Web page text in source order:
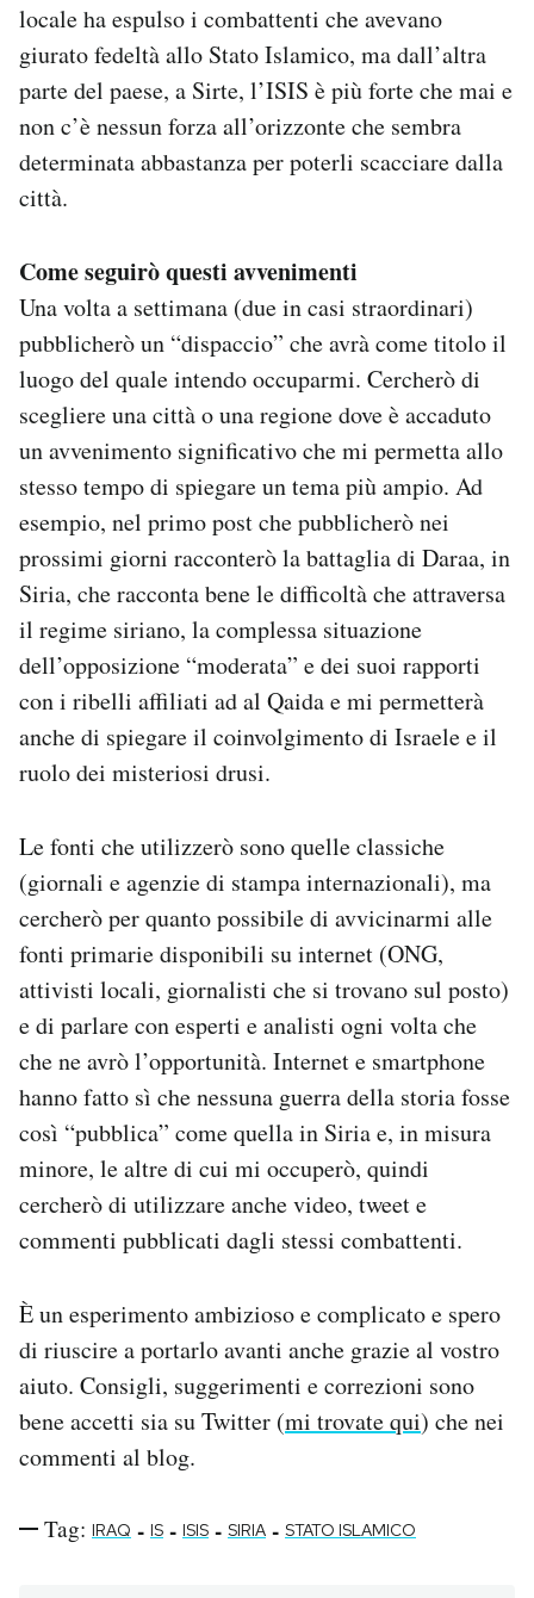
locale ha espulso i combattenti che avevano
giurato fedeltà allo Stato Islamico, ma dall’altra
parte del paese, a Sirte, l’ISIS è più forte che mai e
non c’è nessun forza all’orizzonte che sembra
determinata abbastanza per poterli scacciare dalla
città.
Come seguirò questi avvenimenti
Una volta a settimana (due in casi straordinari)
pubblicherò un “dispaccio” che avrà come titolo il
luogo del quale intendo occuparmi. Cercherò di
scegliere una città o una regione dove è accaduto
un avvenimento significativo che mi permetta allo
stesso tempo di spiegare un tema più ampio. Ad
esempio, nel primo post che pubblicherò nei
prossimi giorni racconterò la battaglia di Daraa, in
Siria, che racconta bene le difficoltà che attraversa
il regime siriano, la complessa situazione
dell’opposizione “moderata” e dei suoi rapporti
con i ribelli affiliati ad al Qaida e mi permetterà
anche di spiegare il coinvolgimento di Israele e il
ruolo dei misteriosi drusi.
Le fonti che utilizzerò sono quelle classiche
(giornali e agenzie di stampa internazionali), ma
cercherò per quanto possibile di avvicinarmi alle
fonti primarie disponibili su internet (ONG,
attivisti locali, giornalisti che si trovano sul posto)
e di parlare con esperti e analisti ogni volta che
che ne avrò l’opportunità. Internet e smartphone
hanno fatto sì che nessuna guerra della storia fosse
così “pubblica” come quella in Siria e, in misura
minore, le altre di cui mi occuperò, quindi
cercherò di utilizzare anche video, tweet e
commenti pubblicati dagli stessi combattenti.
È un esperimento ambizioso e complicato e spero
di riuscire a portarlo avanti anche grazie al vostro
aiuto. Consigli, suggerimenti e correzioni sono
bene accetti sia su Twitter (mi trovate qui) che nei
commenti al blog.
Tag: IRAQ - IS - ISIS - SIRIA - STATO ISLAMICO